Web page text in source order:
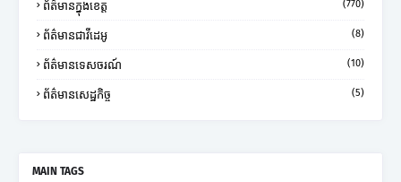
ព័ត៌មានក្នុងខេត្ត (770)
ព័ត៌មានជាវីដេអូ (8)
ព័ត៌មានទេសចរណ៍ (10)
ព័ត៌មានសេដ្ឋកិច្ច (5)
MAIN TAGS